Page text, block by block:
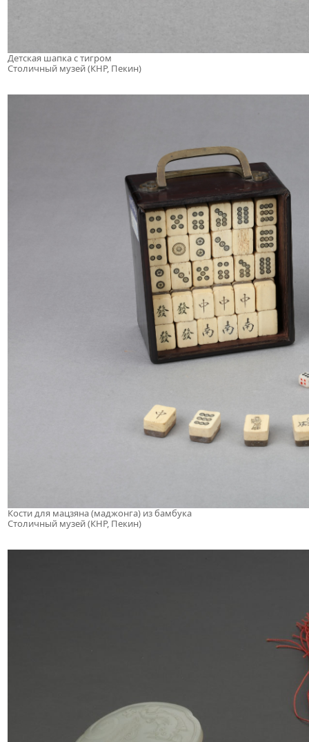
Детская шапка с тигром
Столичный музей (КНР, Пекин)
Кости для мацзяна (маджонга) из бамбука
Столичный музей (КНР, Пекин)